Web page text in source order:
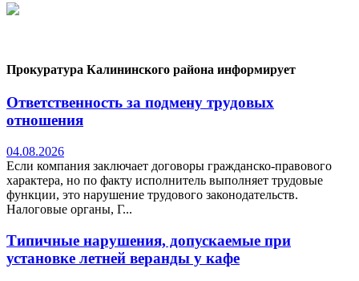
Прокуратура Калининского района информирует
Ответственность за подмену трудовых
отношения
04.08.2026
Если компания заключает договоры гражданско-правового
характера, но по факту исполнитель выполняет трудовые
функции, это нарушение трудового законодательств.
Налоговые органы, Г...
Типичные нарушения, допускаемые при
установке летней веранды у кафе